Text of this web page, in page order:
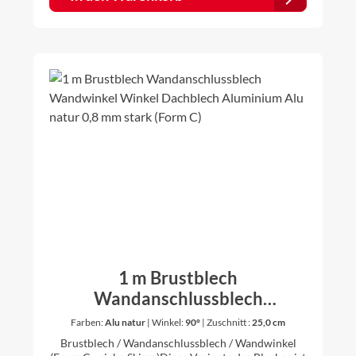
1 m Brustblech
Wandanschlussblech
Wandwinkel Winkel Dachblech
Aluminium Alu natur 0,8 mm
Farben:Alu natur | Winkel:90° | Zuschnitt :25,0 cm
Brustblech / Wandanschlussblech / Wandwinkel